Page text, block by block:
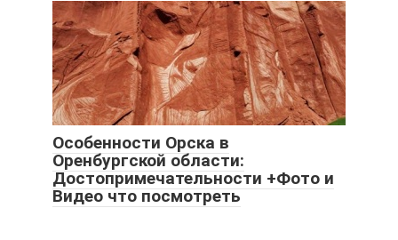
Особенности Орска в
Оренбургской области:
Достопримечательности +Фото и
Видео что посмотреть